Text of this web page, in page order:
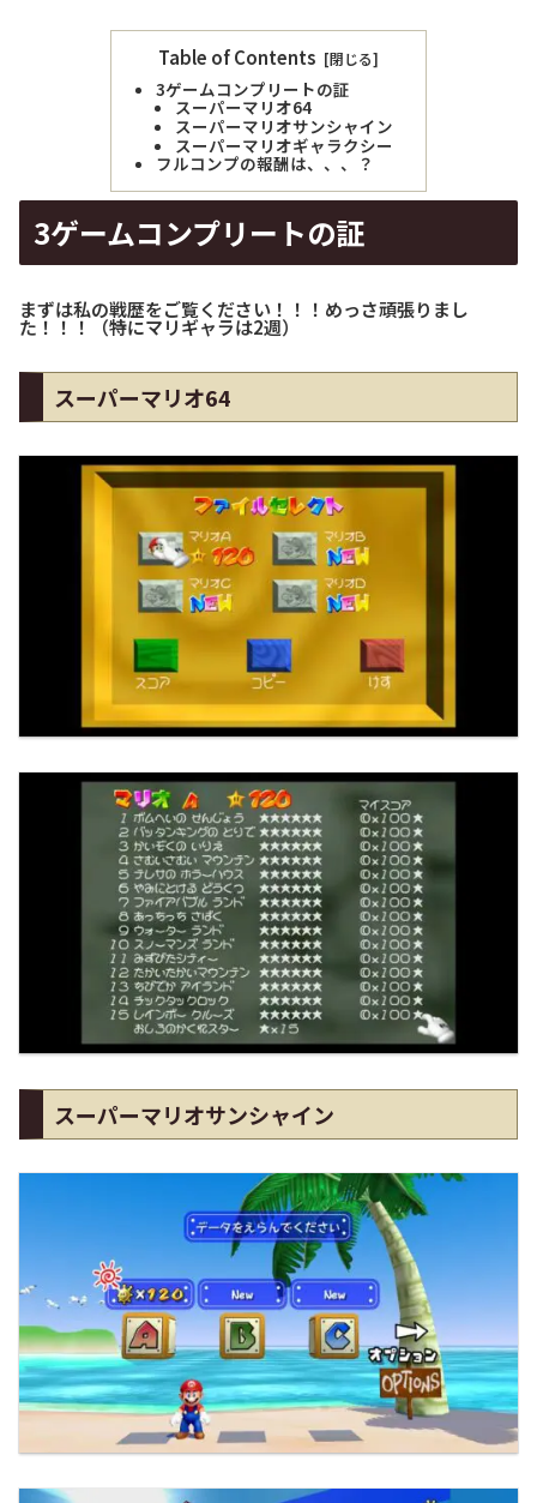
Table of Contents
3ゲームコンプリートの証
スーパーマリオ64
スーパーマリオサンシャイン
スーパーマリオギャラクシー
フルコンプの報酬は、、、？
3ゲームコンプリートの証
まずは私の戦歴をご覧ください！！！めっさ頑張りまし
た！！！（特にマリギャラは2週）
スーパーマリオ64
スーパーマリオサンシャイン